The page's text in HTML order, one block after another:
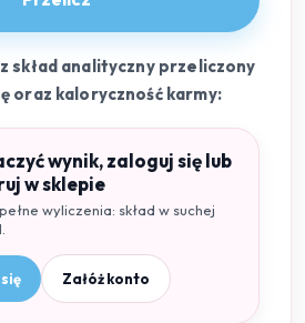
skład analityczny przeliczony
oraz kaloryczność karmy:
wynik, zaloguj się lub
w sklepie
wyliczenia: skład w suchej
Załóż konto